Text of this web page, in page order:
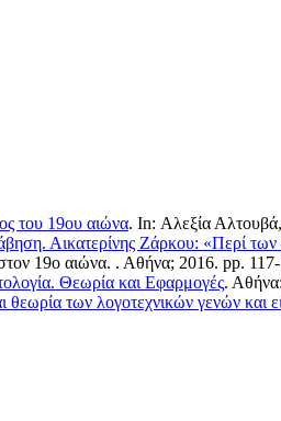
του 19ου αιώνα. In: Αλεξία
Αικατερίνης Ζάρκου: «Περί
στον 19ο αιώνα. . Αθήνα; 2016. pp.
Θεωρία και Εφαρμογές.
θεωρία των λογοτεχνικών γενών και